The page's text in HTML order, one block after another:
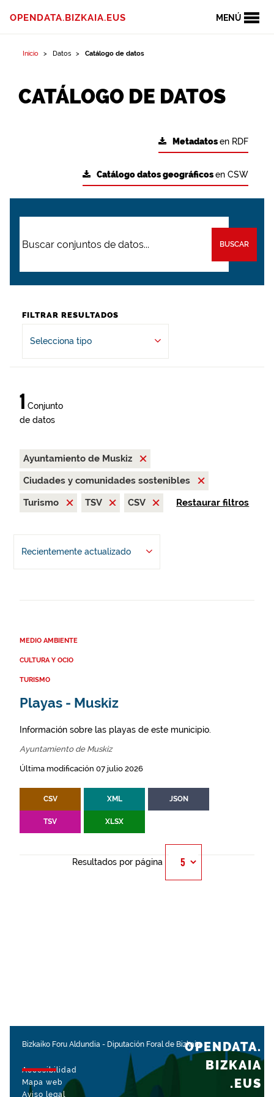
MENÚ
OPENDATA.BIZKAIA.EUS
Inicio Datos Catálogo de datos
CATÁLOGO DE DATOS
Metadatosen RDF
Catálogo datos geográficosen CSW
BUSCAR
FILTRAR RESULTADOS
Selecciona tipo
1 Conjunto
de datos
Ayuntamiento de Muskiz
Ciudades y comunidades sostenibles
Turismo
TSV CSV Restaurar filtros
Recientemente actualizado
MEDIO AMBIENTE
CULTURA Y OCIO
TURISMO
Playas - Muskiz
Información sobre las playas de este municipio.
Ayuntamiento de Muskiz
Última modificación 07 julio 2026
CSV XML JSON
TSV XLSX
Resultados por página
Bizkaiko Foru Aldundia - Diputación Foral de Bizkaia
Accesibilidad
Mapa web
Aviso legal
OPENDATA.
BIZKAIA
.EUS